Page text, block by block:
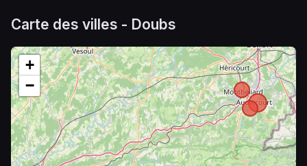
Carte des villes - Doubs
+
−